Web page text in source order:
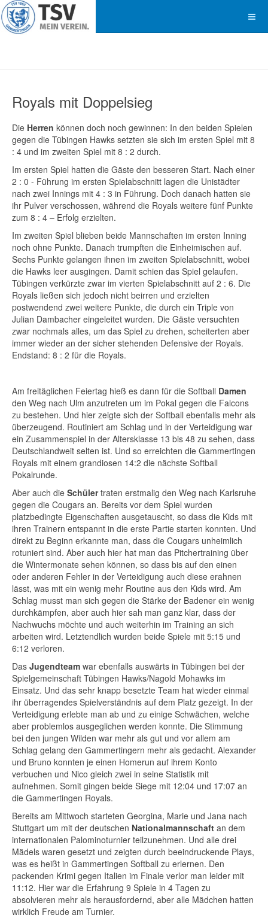
Royals mit Doppelsieg
Die Herren können doch noch gewinnen: In den beiden Spielen
gegen die Tübingen Hawks setzten sie sich im ersten Spiel mit 8
: 4 und im zweiten Spiel mit 8 : 2 durch.
Im ersten Spiel hatten die Gäste den besseren Start. Nach einer
2 : 0 - Führung im ersten Spielabschnitt lagen die Unistädter
nach zwei Innings mit 4 : 3 in Führung. Doch danach hatten sie
ihr Pulver verschossen, während die Royals weitere fünf Punkte
zum 8 : 4 – Erfolg erzielten.
Im zweiten Spiel blieben beide Mannschaften im ersten Inning
noch ohne Punkte. Danach trumpften die Einheimischen auf.
Sechs Punkte gelangen ihnen im zweiten Spielabschnitt, wobei
die Hawks leer ausgingen. Damit schien das Spiel gelaufen.
Tübingen verkürzte zwar im vierten Spielabschnitt auf 2 : 6. Die
Royals ließen sich jedoch nicht beirren und erzielten
postwendend zwei weitere Punkte, die durch ein Triple von
Julian Dambacher eingeleitet wurden. Die Gäste versuchten
zwar nochmals alles, um das Spiel zu drehen, scheiterten aber
immer wieder an der sicher stehenden Defensive der Royals.
Endstand: 8 : 2 für die Royals.
Am freitäglichen Feiertag hieß es dann für die Softball Damen
den Weg nach Ulm anzutreten um im Pokal gegen die Falcons
zu bestehen. Und hier zeigte sich der Softball ebenfalls mehr als
überzeugend. Routiniert am Schlag und in der Verteidigung war
ein Zusammenspiel in der Altersklasse 13 bis 48 zu sehen, dass
Deutschlandweit selten ist. Und so erreichten die Gammertingen
Royals mit einem grandiosen 14:2 die nächste Softball
Pokalrunde.
Aber auch die Schülertraten erstmalig den Weg nach Karlsruhe
gegen die Cougars an. Bereits vor dem Spiel wurden
platzbedingte Eigenschaften ausgetauscht, so dass die Kids mit
ihren Trainern entspannt in die erste Partie starten konnten. Und
direkt zu Beginn erkannte man, dass die Cougars unheimlich
rotuniert sind. Aber auch hier hat man das Pitchertraining über
die Wintermonate sehen können, so dass bis auf den einen
oder anderen Fehler in der Verteidigung auch diese erahnen
lässt, was mit ein wenig mehr Routine aus den Kids wird. Am
Schlag musst man sich gegen die Stärke der Badener ein wenig
durchkämpfen, aber auch hier sah man ganz klar, dass der
Nachwuchs möchte und auch weiterhin im Training an sich
arbeiten wird. Letztendlich wurden beide Spiele mit 5:15 und
6:12 verloren.
Das Jugendteam war ebenfalls auswärts in Tübingen bei der
Spielgemeinschaft Tübingen Hawks/Nagold Mohawks im
Einsatz. Und das sehr knapp besetzte Team hat wieder einmal
ihr überragendes Spielverständnis auf dem Platz gezeigt. In der
Verteidigung erlebte man ab und zu einige Schwächen, welche
aber problemlos ausgeglichen werden konnte. Die Stimmung
bei den jungen Wilden war mehr als gut und vor allem am
Schlag gelang den Gammertingern mehr als gedacht. Alexander
und Bruno konnten je einen Homerun auf ihrem Konto
verbuchen und Nico gleich zwei in seine Statistik mit
aufnehmen. Somit gingen beide Siege mit 12:04 und 17:07 an
die Gammertingen Royals.
Bereits am Mittwoch starteten Georgina, Marie und Jana nach
Stuttgart um mit der deutschen Nationalmannschaft an dem
internationalen Palominoturnier teilzunehmen. Und alle drei
Mädels waren gesetzt und zeigten durch beeindruckende Plays,
was es heißt in Gammertingen Softball zu erlernen. Den
packenden Krimi gegen Italien im Finale verlor man leider mit
11:12. Hier war die Erfahrung 9 Spiele in 4 Tagen zu
absolvieren mehr als herausfordernd, aber alle Mädchen hatten
wirklich Freude am Turnier.